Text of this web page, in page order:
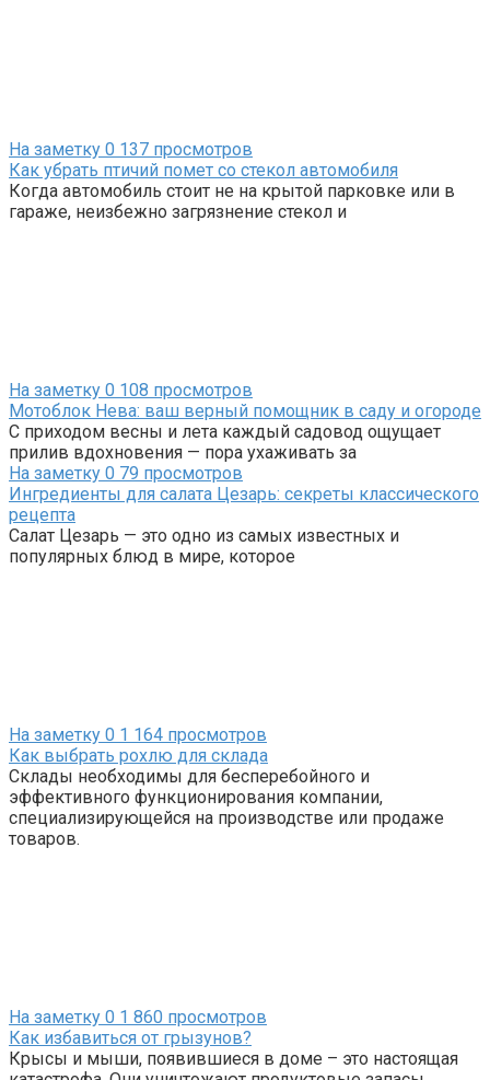
На заметку 0 137 просмотров
Как убрать птичий помет со стекол автомобиля
Когда автомобиль стоит не на крытой парковке или в
гараже, неизбежно загрязнение стекол и
На заметку 0 108 просмотров
Мотоблок Нева: ваш верный помощник в саду и огороде
С приходом весны и лета каждый садовод ощущает
прилив вдохновения — пора ухаживать за
На заметку 0 79 просмотров
Ингредиенты для салата Цезарь: секреты классического
рецепта
Салат Цезарь — это одно из самых известных и
популярных блюд в мире, которое
На заметку 0 1 164 просмотров
Как выбрать рохлю для склада
Склады необходимы для бесперебойного и
эффективного функционирования компании,
специализирующейся на производстве или продаже
товаров.
На заметку 0 1 860 просмотров
Как избавиться от грызунов?
Крысы и мыши, появившиеся в доме – это настоящая